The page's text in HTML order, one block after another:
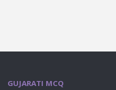
GUJARATI MCQ